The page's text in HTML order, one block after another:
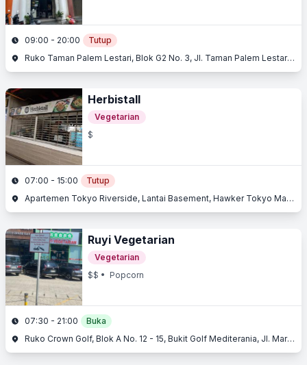
09:00 - 20:00
Tutup
Ruko Taman Palem Lestari, Blok G2 No. 3, Jl. Taman Palem Lestari, Cengkareng, Jakarta Barat
Herbistall
Vegetarian
$
07:00 - 15:00
Tutup
Apartemen Tokyo Riverside, Lantai Basement, Hawker Tokyo Market, Jl. Otto Iskandardinata, Pantai Indah Kapuk (PIK), Penjaringan, Jakarta Utara, Jakarta
Ruyi Vegetarian
Vegetarian
$$ • Popcorn
07:30 - 21:00
Buka
Ruko Crown Golf, Blok A No. 12 - 15, Bukit Golf Mediterania, Jl. Marina Indah Raya, Pantai Indah Kapuk (PIK), Penjaringan, Jakarta Utara, Jakarta